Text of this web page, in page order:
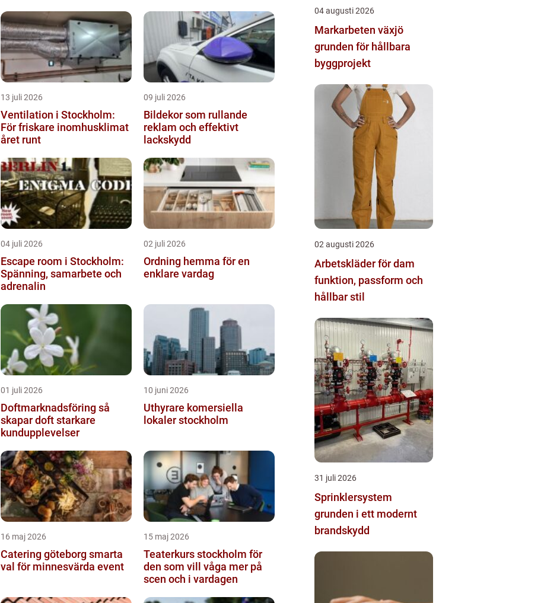
13 juli 2026
Ventilation i Stockholm:
För friskare inomhusklimat
året runt
09 juli 2026
Bildekor som rullande
reklam och effektivt
lackskydd
04 juli 2026
Escape room i Stockholm:
Spänning, samarbete och
adrenalin
02 juli 2026
Ordning hemma för en
enklare vardag
01 juli 2026
Doftmarknadsföring så
skapar doft starkare
kundupplevelser
10 juni 2026
Uthyrare komersiella
lokaler stockholm
16 maj 2026
Catering göteborg smarta
val för minnesvärda event
15 maj 2026
Teaterkurs stockholm för
den som vill våga mer på
scen och i vardagen
04 augusti 2026
Markarbeten växjö
grunden för hållbara
byggprojekt
02 augusti 2026
Arbetskläder för dam
funktion, passform och
hållbar stil
31 juli 2026
Sprinklersystem
grunden i ett modernt
brandskydd